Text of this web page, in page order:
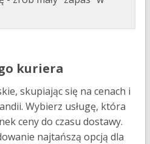
kuriera
skupiając się na cenach i
Wybierz usługę, która
ceny do czasu dostawy.
najtańszą opcją dla